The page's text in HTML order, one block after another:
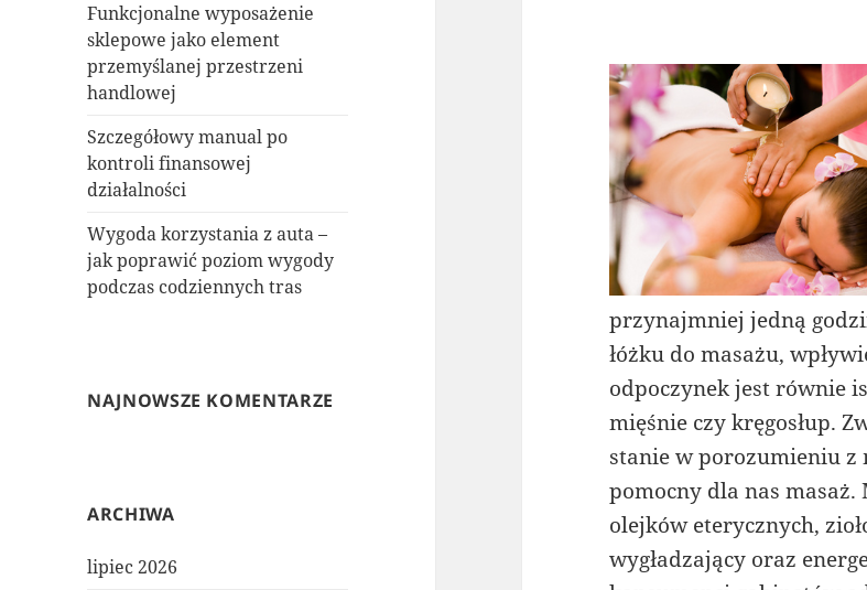
Funkcjonalne wyposażenie
sklepowe jako element
przemyślanej przestrzeni
handlowej
Szczegółowy manual po
kontroli finansowej
działalności
Wygoda korzystania z auta –
jak poprawić poziom wygody
podczas codziennych tras
NAJNOWSZE KOMENTARZE
ARCHIWA
lipiec 2026
przynajmniej jedną
łóżku do masażu,
odpoczynek jest równie
mięśnie czy kręgosłup.
stanie w porozumieniu
pomocny dla nas
olejków eterycznych,
wygładzający oraz